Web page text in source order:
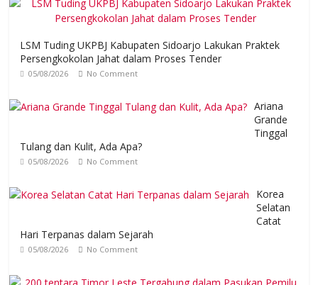
LSM Tuding UKPBJ Kabupaten Sidoarjo Lakukan Praktek
Persengkokolan Jahat dalam Proses Tender
05/08/2026 No Comment
Ariana
Grande
Tinggal
Tulang dan Kulit, Ada Apa?
05/08/2026 No Comment
Korea
Selatan
Catat
Hari Terpanas dalam Sejarah
05/08/2026 No Comment